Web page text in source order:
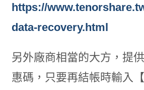
https://
data-recovery.html
另外廠商相當的大方，提
惠碼，只要再結帳時輸入